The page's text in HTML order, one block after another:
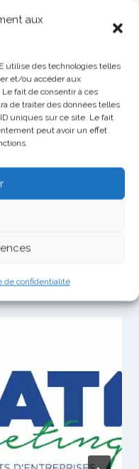
aux
utilise des technologies telles
et/ou accéder aux
fait de consentir à ces
de traiter des données telles
uniques sur ce site. Le fait
peut avoir un effet
de confidentialité
qui devra
la prochaine
SUIVANT
Le BTP en scène :
découvrez la fédé au